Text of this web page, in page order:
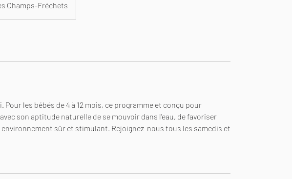
Champs-Fréchets
Pour les bébés de 4 à 12 mois, ce programme et conçu pour
son aptitude naturelle de se mouvoir dans l'eau, de favoriser
sûr et stimulant. Rejoignez-nous tous les samedis et